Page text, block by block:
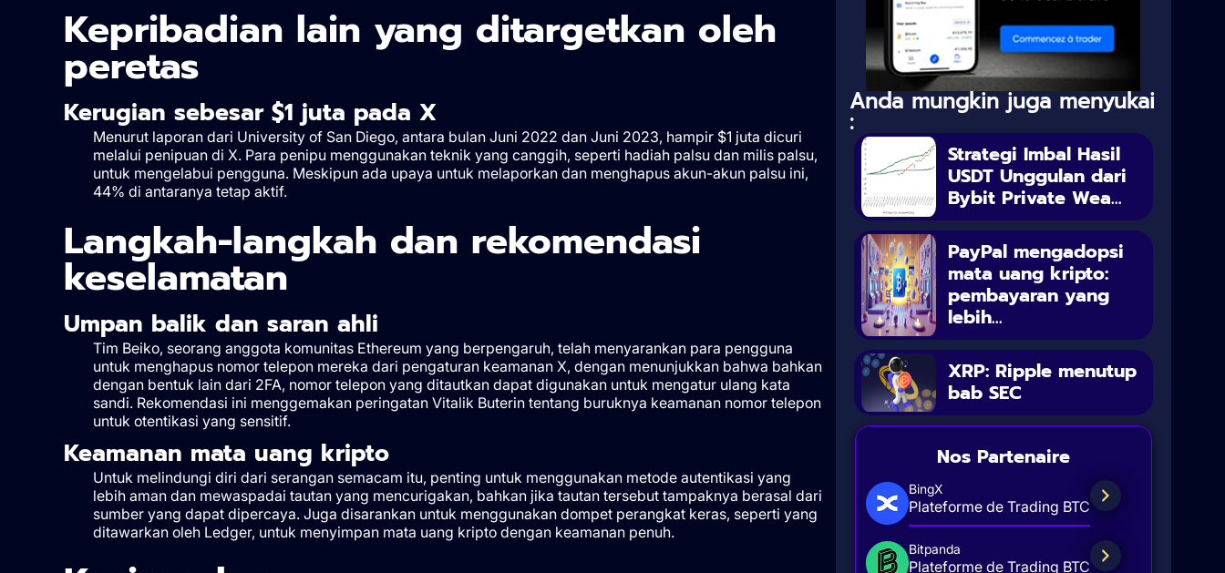
Kepribadian lain yang ditargetkan oleh
peretas
Kerugian sebesar $1 juta pada X
Menurut laporan dari University of San Diego, antara bulan Juni 2022 dan Juni 2023, hampir $1 juta dicuri
melalui penipuan di X. Para penipu menggunakan teknik yang canggih, seperti hadiah palsu dan milis palsu,
untuk mengelabui pengguna. Meskipun ada upaya untuk melaporkan dan menghapus akun-akun palsu ini,
44% di antaranya tetap aktif.
Langkah-langkah dan rekomendasi
keselamatan
Umpan balik dan saran ahli
Tim Beiko, seorang anggota komunitas Ethereum yang berpengaruh, telah menyarankan para pengguna
untuk menghapus nomor telepon mereka dari pengaturan keamanan X, dengan menunjukkan bahwa bahkan
dengan bentuk lain dari 2FA, nomor telepon yang ditautkan dapat digunakan untuk mengatur ulang kata
sandi. Rekomendasi ini menggemakan peringatan Vitalik Buterin tentang buruknya keamanan nomor telepon
untuk otentikasi yang sensitif.
Keamanan mata uang kripto
Untuk melindungi diri dari serangan semacam itu, penting untuk menggunakan metode autentikasi yang
lebih aman dan mewaspadai tautan yang mencurigakan, bahkan jika tautan tersebut tampaknya berasal dari
sumber yang dapat dipercaya. Juga disarankan untuk menggunakan dompet perangkat keras, seperti yang
ditawarkan oleh Ledger, untuk menyimpan mata uang kripto dengan keamanan penuh.
Anda mungkin juga menyukai
:
Strategi Imbal Hasil
USDT Unggulan dari
Bybit Private Wea...
PayPal mengadopsi
mata uang kripto:
pembayaran yang
lebih...
XRP: Ripple menutup
bab SEC
Nos Partenaire
BingX
Plateforme de Trading BTC
Bitpanda
Plateforme de Trading BTC